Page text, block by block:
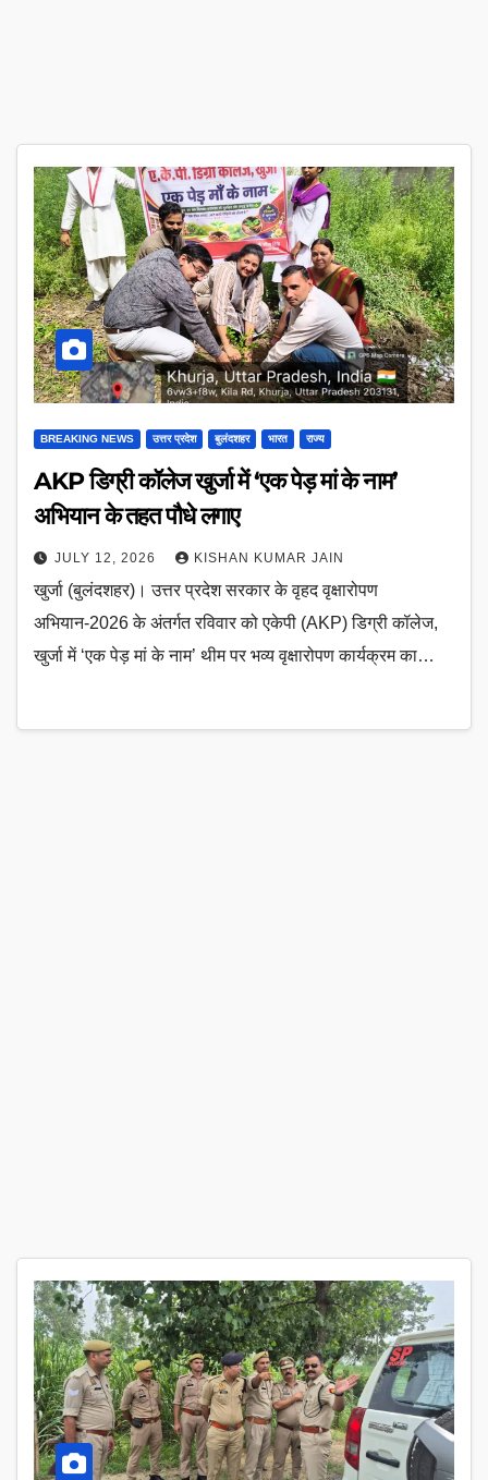
BREAKING NEWS उत्तर प्रदेश बुलंदशहर भारत राज्य
AKP डिग्री कॉलेज खुर्जा में ‘एक पेड़ मां के नाम’
अभियान के तहत पौधे लगाए
JULY 12, 2026 KISHAN KUMAR JAIN
खुर्जा (बुलंदशहर)। उत्तर प्रदेश सरकार के वृहद वृक्षारोपण
अभियान-2026 के अंतर्गत रविवार को एकेपी (AKP) डिग्री कॉलेज,
खुर्जा में ‘एक पेड़ मां के नाम’ थीम पर भव्य वृक्षारोपण कार्यक्रम का…